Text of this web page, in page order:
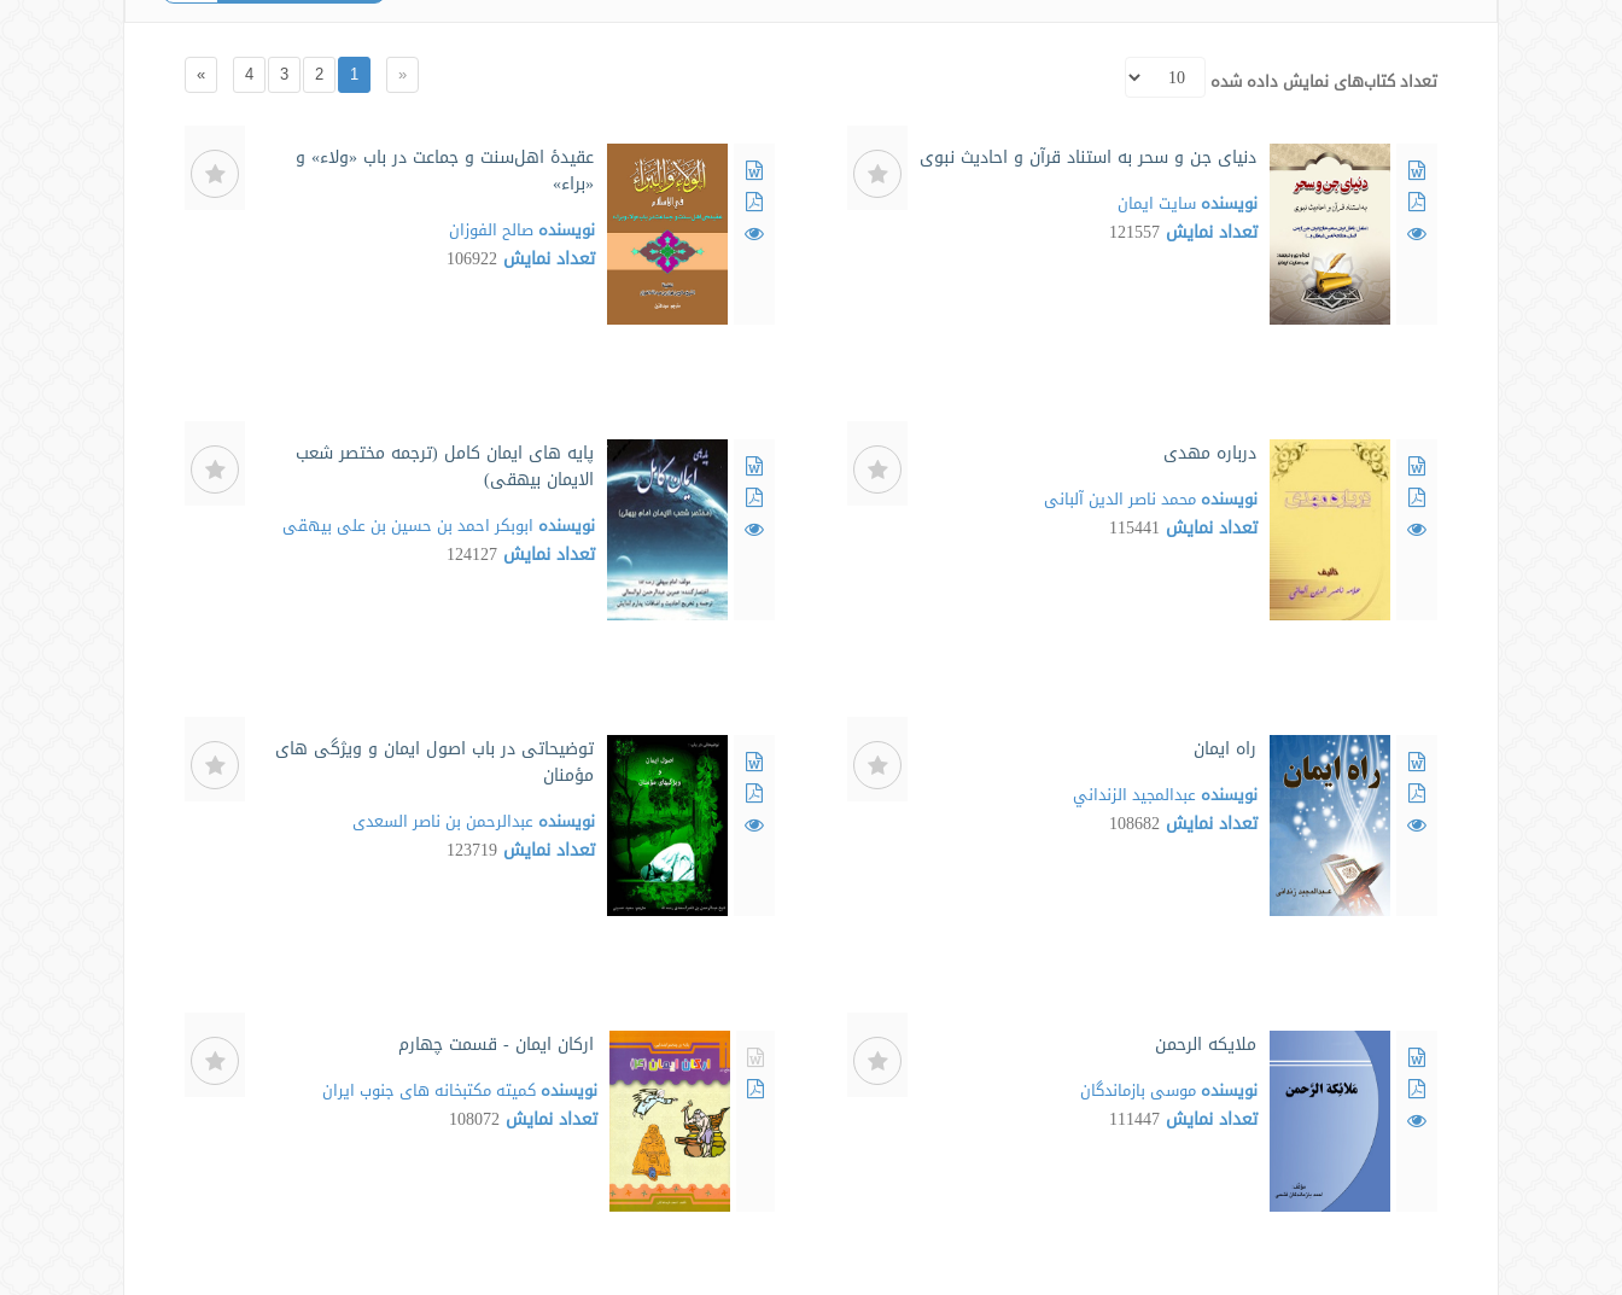
تعداد کتاب‌های نمایش داده شده «
1
2
3
4
»
دنیای جن و سحر به استناد قرآن و احادیث نبوی
نویسنده سايت ايمان
تعداد نمایش 121557
عقیدۀ اهل‌سنت و جماعت در باب «ولاء» و
«براء»
نویسنده صالح الفوزان
تعداد نمایش 106922
درباره مهدی
نویسنده محمد ناصر الدین آلبانی
تعداد نمایش 115441
پایه های ایمان کامل (ترجمه مختصر شعب
الایمان بیهقی)
نویسنده ابوبکر احمد بن حسین بن علی بیهقی
تعداد نمایش 124127
راه ایمان
نویسنده عبدالمجيد الزنداني
تعداد نمایش 108682
توضیحاتی در باب اصول ایمان و ویژگی های
مؤمنان
نویسنده عبدالرحمن بن ناصر السعدی
تعداد نمایش 123719
ملایکه الرحمن
نویسنده موسی بازماندگان
تعداد نمایش 111447
ارکان ایمان - قسمت چهارم
نویسنده کمیته مکتبخانه های جنوب ایران
تعداد نمایش 108072